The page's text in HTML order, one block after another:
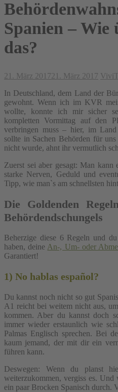
Spanien – Wie
das?
21. März 201721. März 2017 Vivi
In Deutschland, dem Land der
gewohnt. Wenn ich im KVR
wollte, konnte ich mir sicher
kompletten Vormittag auf den
verbringen muss – hier, im Land
sollte in Sachen Behörden für
nicht wurde, ahnt ihr vermutlich
Zuerst sei aber gesagt: Man kann
starke Nerven, Geduld und
Tipp, wie man`s am schnellsten
Die Goldenden
Behördendschungels
Beherzige diese 6 Regeln und
haben, deine An-, Um- oder
Garantiert!
1) No hablas español?
Du kannst noch nicht so gut
A1 reicht bei weitem nicht aus,
kommen. Aber du kannst doch
immer wieder erstaunlich wie
Palmas Englisch sprechen. Bei
kaum jemand, der mit dir ein
führen kann.
Deswegen: Wenn du planst
weiterzukommen, vergiss es.
ein paar Brocken Spanisch durch.